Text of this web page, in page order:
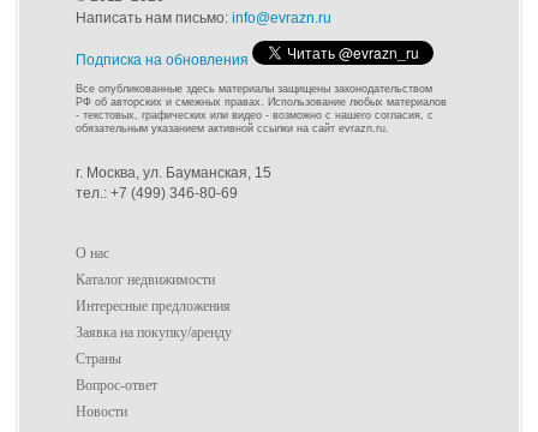
Написать нам письмо: info@evrazn.ru
Подписка на обновления
Все опубликованные здесь материалы защищены законодательством
РФ об авторских и смежных правах. Использование любых материалов
- текстовых, графических или видео - возможно с нашего согласия, с
обязательным указанием активной ссылки на сайт evrazn.ru.
г. Москва, ул. Бауманская, 15
тел.: +7 (499) 346-80-69
О нас
Каталог недвижимости
Интересные предложения
Заявка на покупку/аренду
Страны
Вопрос-ответ
Новости